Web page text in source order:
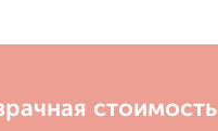
стоимость